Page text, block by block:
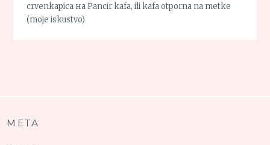
crvenkapica наPancir kafa, ili kafa otporna na metke
(moje iskustvo)
МЕТА